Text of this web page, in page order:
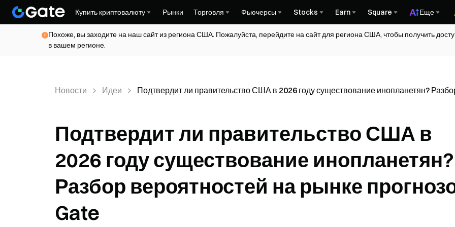
Купить криптовалюту Рынки Торговля Фьючерсы Stocks Earn Square Еще
Похоже, вы заходите на наш сайт из региона США. Пожалуйста, перейдите на сайт для региона США, чтобы получить
в вашем регионе.
Новости Идеи Подтвердит ли правительство США в 2026 году существование инопланетян?
Подтвердит ли правительство США в
2026 году существование инопланетян?
Разбор вероятностей на рынке
Gate